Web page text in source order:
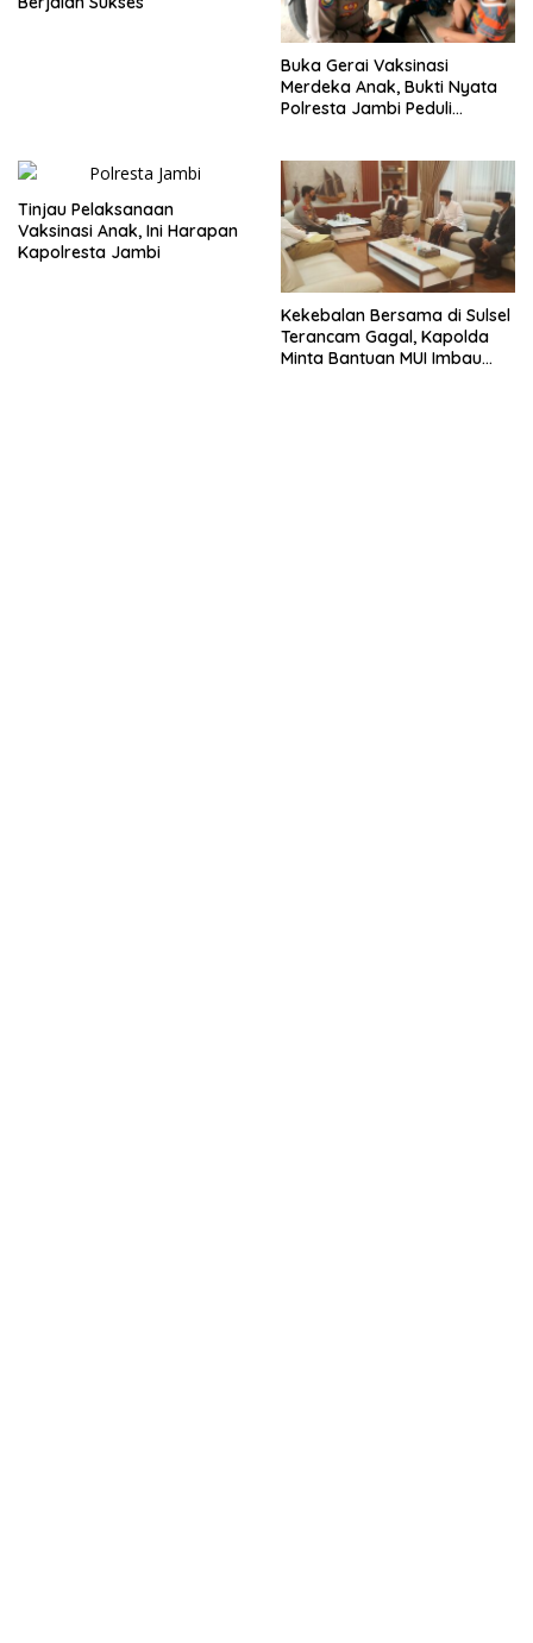
Buka Gerai Vaksinasi
Merdeka Anak, Bukti Nyata
Polresta Jambi Peduli
Tinjau Pelaksanaan
Vaksinasi Anak, Ini Harapan
Kapolresta Jambi
Kekebalan Bersama di Sulsel
Terancam Gagal, Kapolda
Minta Bantuan MUI Imbau